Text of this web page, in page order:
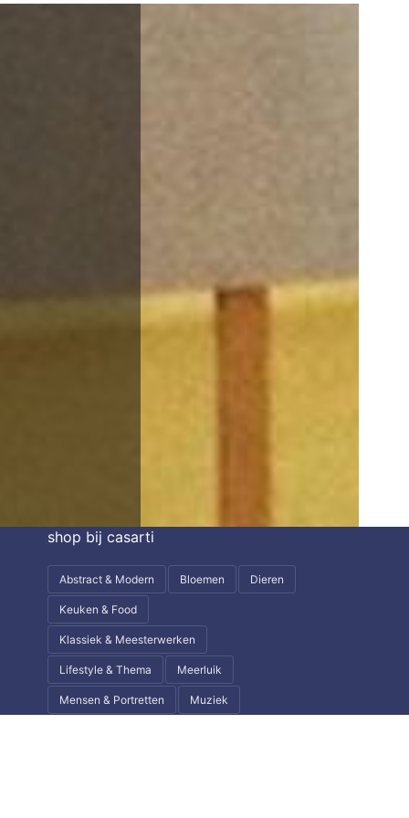
shop bij casarti
Abstract & Modern Bloemen Dieren
Keuken & Food
Klassiek & Meesterwerken
Lifestyle & Thema Meerluik
Mensen & Portretten Muziek